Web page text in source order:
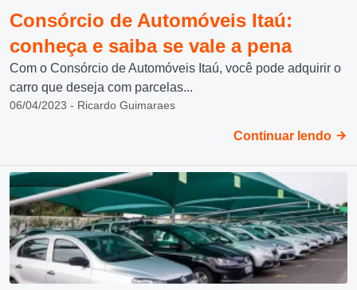
Consórcio de Automóveis Itaú:
conheça e saiba se vale a pena
Com o Consórcio de Automóveis Itaú, você pode adquirir o
carro que deseja com parcelas...
06/04/2023 - Ricardo Guimaraes
Continuar lendo